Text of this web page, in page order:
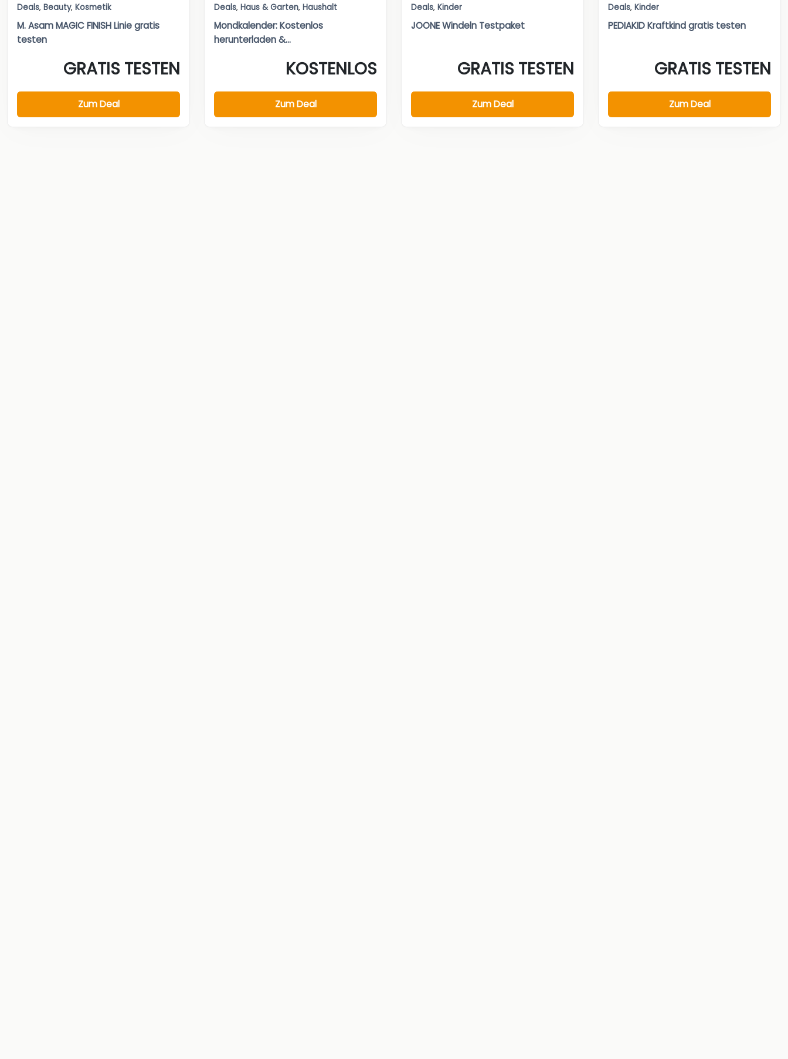
Deals, Beauty, Kosmetik
M. Asam MAGIC FINISH Linie gratis
testen
GRATIS TESTEN
Zum Deal
Deals, Haus & Garten, Haushalt
Mondkalender: Kostenlos
herunterladen &...
KOSTENLOS
Zum Deal
Deals, Kinder
JOONE Windeln Testpaket
GRATIS TESTEN
Zum Deal
Deals, Kinder
PEDIAKID Kraftkind gratis testen
GRATIS TESTEN
Zum Deal